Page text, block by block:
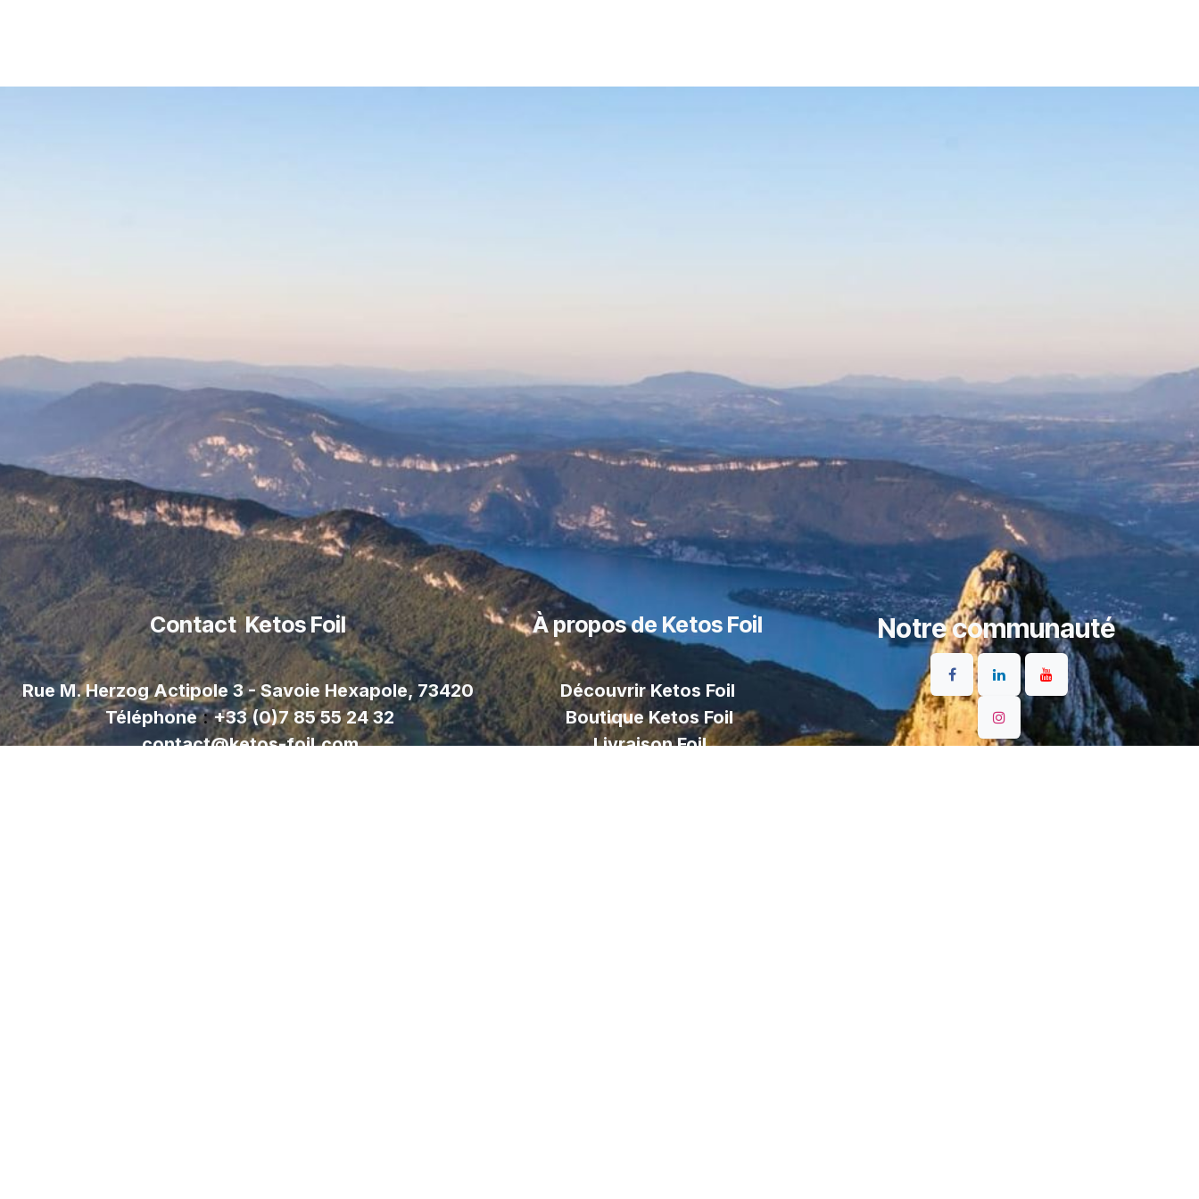
Notre communauté
Contact Ketos Foil
Rue M. Herzog Actipole 3 - Savoie Hexapole, 73420
Téléphone:+33 (0)7 85 55 24 32
contact@ketos-foil.com
À propos de Ketos Foil
Découvrir Ketos Foil
Boutique Ketos Foil
LivraisonFoil